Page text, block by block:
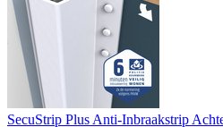
SecuStrip Plus Anti-Inbraakstrip